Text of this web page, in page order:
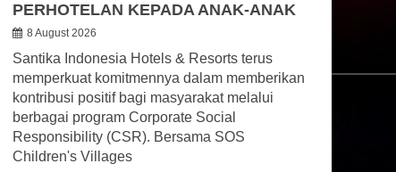
PERHOTELAN KEPADA ANAK-ANAK
8 August 2026
Santika Indonesia Hotels & Resorts terus
memperkuat komitmennya dalam memberikan
kontribusi positif bagi masyarakat melalui
berbagai program Corporate Social
Responsibility (CSR). Bersama SOS
Children's Villages